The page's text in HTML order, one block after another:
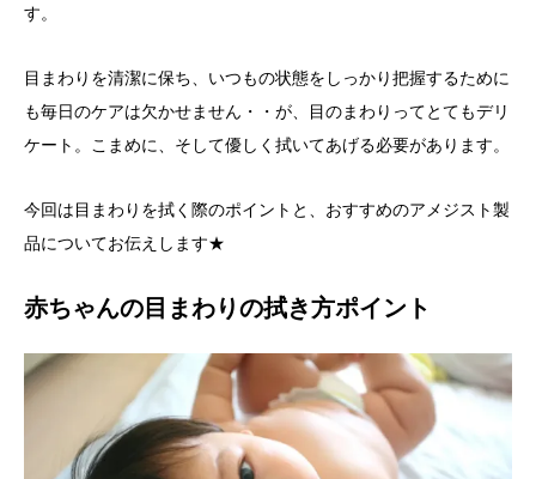
す。
目まわりを清潔に保ち、いつもの状態をしっかり把握するために
も毎日のケアは欠かせません・・が、目のまわりってとてもデリ
ケート。こまめに、そして優しく拭いてあげる必要があります。
今回は目まわりを拭く際のポイントと、おすすめのアメジスト製
品についてお伝えします★
赤ちゃんの目まわりの拭き方ポイント